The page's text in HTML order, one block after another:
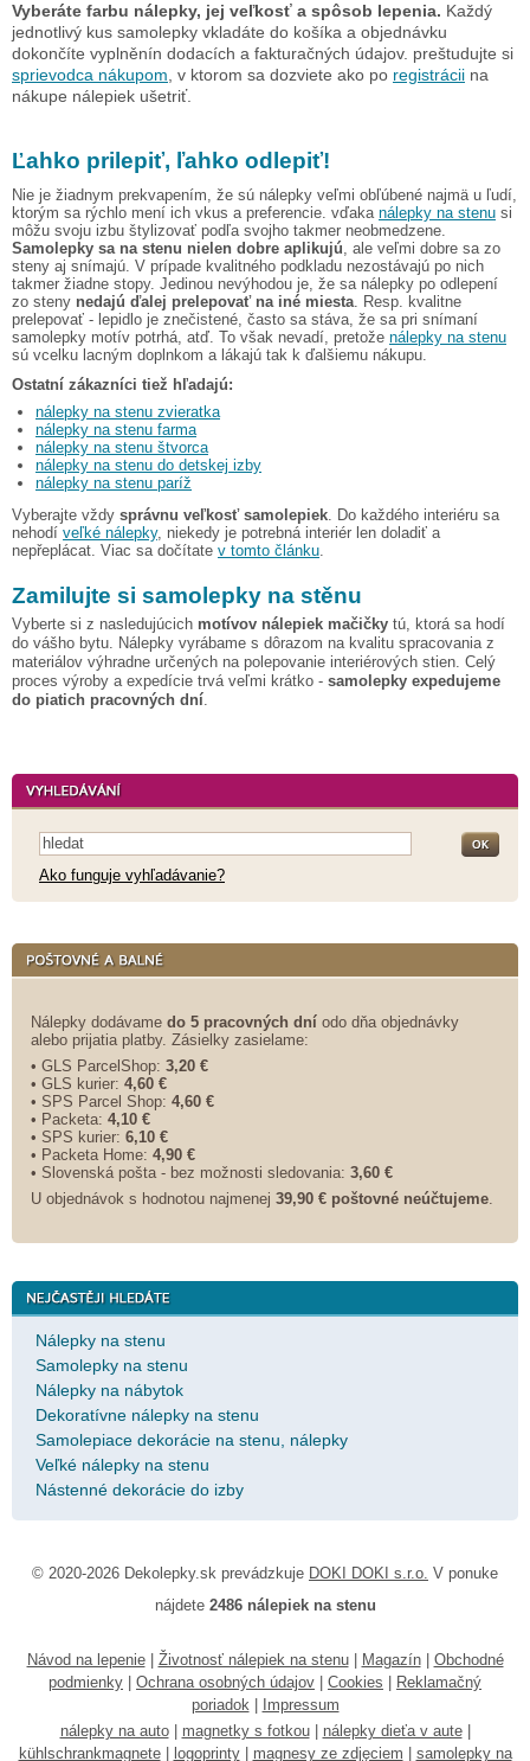
Vyberáte farbu nálepky, jej veľkosť a spôsob lepenia. Každý
jednotlivý kus samolepky vkladáte do košíka a objednávku
dokončíte vyplněnín dodacích a fakturačných údajov. preštudujte si
sprievodca nákupom , v ktorom sa dozviete ako po registrácii na
nákupe nálepiek ušetriť.
Ľahko prilepiť, ľahko odlepiť!
Nie je žiadnym prekvapením, že sú nálepky veľmi obľúbené najmä u ľudí,
ktorým sa rýchlo mení ich vkus a preferencie. vďaka nálepky na stenu si
môžu svoju izbu štylizovať podľa svojho takmer neobmedzene.
Samolepky sa na stenu nielen dobre aplikujú, ale veľmi dobre sa zo
steny aj snímajú. V prípade kvalitného podkladu nezostávajú po nich
takmer žiadne stopy. Jedinou nevýhodou je, že sa nálepky po odlepení
zo steny nedajú ďalej prelepovať na iné miesta. Resp. kvalitne
prelepovať - lepidlo je znečistené, často sa stáva, že sa pri snímaní
samolepky motív potrhá, atď. To však nevadí, pretože nálepky na stenu
sú vcelku lacným doplnkom a lákajú tak k ďalšiemu nákupu.
Ostatní zákazníci tiež hľadajú:
nálepky na stenu zvieratka
nálepky na stenu farma
nálepky na stenu štvorca
nálepky na stenu do detskej izby
nálepky na stenu paríž
Vyberajte vždy správnu veľkosť samolepiek. Do každého interiéru sa
nehodí veľké nálepky, niekedy je potrebná interiér len doladiť a
nepřeplácat. Viac sa dočítate v tomto článku.
Zamilujte si samolepky na stěnu
Vyberte si z nasledujúcich motívov nálepiek mačičky tú, ktorá sa hodí
do vášho bytu. Nálepky vyrábame s dôrazom na kvalitu spracovania z
materiálov výhradne určených na polepovanie interiérových stien. Celý
proces výroby a expedície trvá veľmi krátko - samolepky expedujeme
do piatich pracovných dní.
Ako funguje vyhľadávanie?
Nálepky dodávame do 5 pracovných dní odo dňa objednávky
alebo prijatia platby. Zásielky zasielame:
• GLS ParcelShop: 3,20 €
• GLS kurier: 4,60 €
• SPS Parcel Shop: 4,60 €
• Packeta: 4,10 €
• SPS kurier: 6,10 €
• Packeta Home: 4,90 €
• Slovenská pošta - bez možnosti sledovania: 3,60 €
U objednávok s hodnotou najmenej 39,90 € poštovné neúčtujeme.
Nálepky na stenu
Samolepky na stenu
Nálepky na nábytok
Dekoratívne nálepky na stenu
Samolepiace dekorácie na stenu, nálepky
Veľké nálepky na stenu
Nástenné dekorácie do izby
© 2020-2026 Dekolepky.sk prevádzkuje DOKI DOKI s.r.o. V ponuke
nájdete 2486 nálepiek na stenu
Návod na lepenie| Životnosť nálepiek na stenu| Magazín| Obchodné
podmienky
Ochrana osobných údajov Cookies
Reklamačný
poriadok|
Impressum
nálepky na auto| magnetky s fotkou| nálepky dieťa v aute|
kühlschrankmagnete| logoprinty| magnesy ze zdjęciem samolepky na